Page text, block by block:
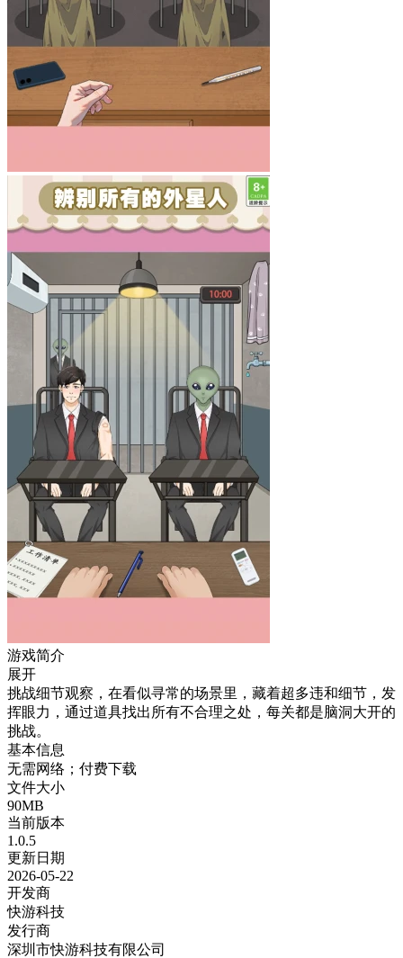
游戏简介
展开
挑战细节观察，在看似寻常的场景里，藏着超多违和细节，发
挥眼力，通过道具找出所有不合理之处，每关都是脑洞大开的
挑战。
基本信息
无需网络；付费下载
文件大小
90MB
当前版本
1.0.5
更新日期
2026-05-22
开发商
快游科技
发行商
深圳市快游科技有限公司